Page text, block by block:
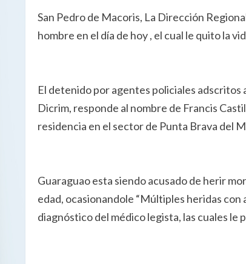
San Pedro de Macoris, La Dirección
hombre en el día de hoy , el cual le quito la
El detenido por agentes policiales
Dicrim, responde al nombre de Francis
residencia en el sector de Punta Brava del
Guaraguao esta siendo acusado de herir
edad, ocasionandole “Múltiples heridas
diagnóstico del médico legista, las cuales le